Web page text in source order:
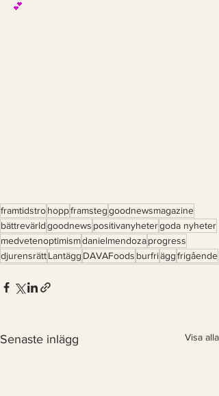
💕
framtidstrohoppframsteggoodnewsmagazine
bättrevärldgoodnews positivanyhetergoda nyheter
medvetenoptimismdanielmendozaprogress
djurensrättLantägg DAVAFoods burfriäggfrigående
Senaste inlägg Visa alla